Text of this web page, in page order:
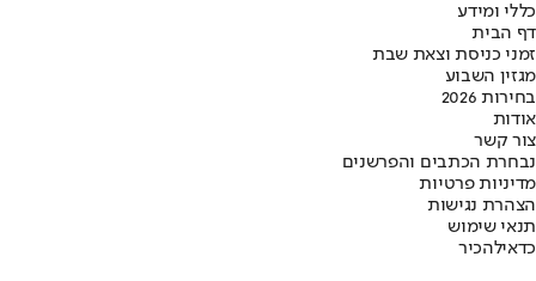
כללי ומידע
דף הבית
זמני כניסת וצאת שבת
מגזין השבוע
בחירות 2026
אודות
צור קשר
נבחרת הכתבים והפרשנים
מדיניות פרטיות
הצהרת נגישות
תנאי שימוש
כדאילהכיר